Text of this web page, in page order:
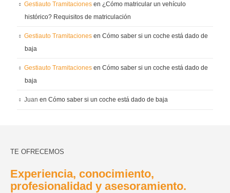
Gestiauto Tramitaciones en ¿Cómo matricular un vehículo
histórico? Requisitos de matriculación
Gestiauto Tramitaciones en Cómo saber si un coche está dado de
baja
Gestiauto Tramitaciones en Cómo saber si un coche está dado de
baja
Juan en Cómo saber si un coche está dado de baja
TE OFRECEMOS
Experiencia, conocimiento,
profesionalidad y asesoramiento.